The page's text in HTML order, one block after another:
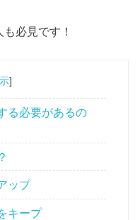
必見です！
]
る必要があるの
ップ
キープ